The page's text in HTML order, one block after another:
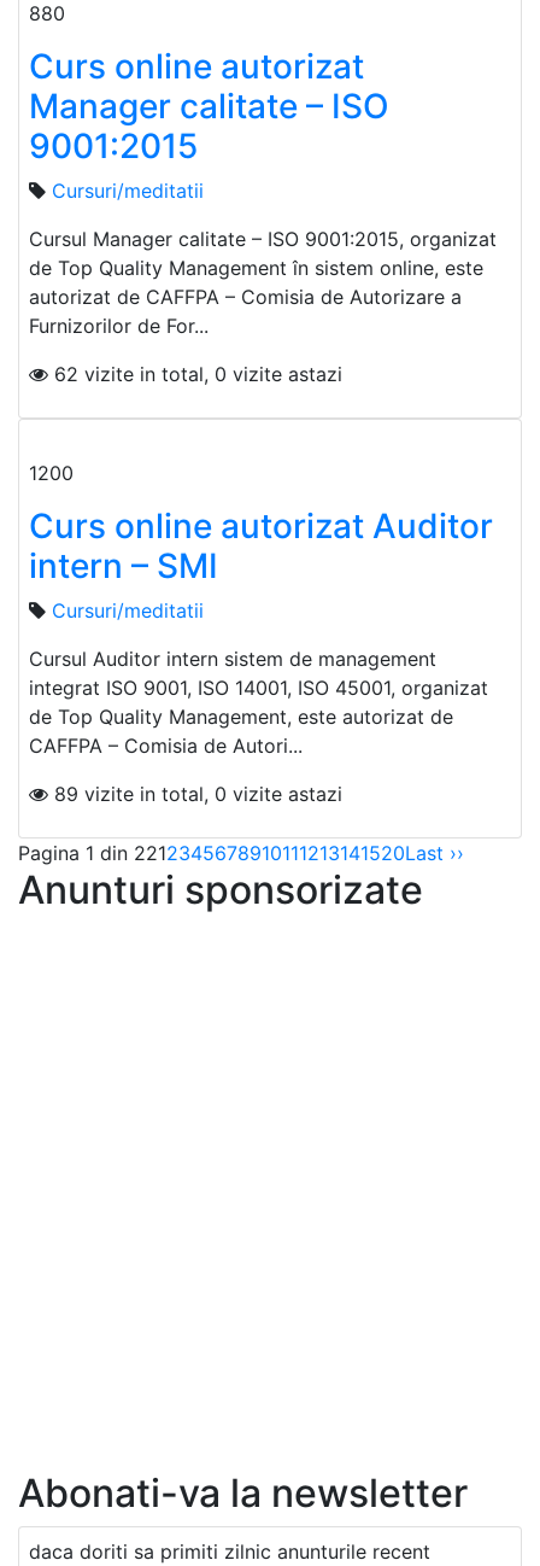
880
Curs online autorizat
Manager calitate – ISO
9001:2015
Cursuri/meditatii
Cursul Manager calitate – ISO 9001:2015, organizat
de Top Quality Management în sistem online, este
autorizat de CAFFPA – Comisia de Autorizare a
Furnizorilor de For...
62 vizite in total, 0 vizite astazi
1200
Curs online autorizat Auditor
intern – SMI
Cursuri/meditatii
Cursul Auditor intern sistem de management
integrat ISO 9001, ISO 14001, ISO 45001, organizat
de Top Quality Management, este autorizat de
CAFFPA – Comisia de Autori...
89 vizite in total, 0 vizite astazi
Pagina 1 din 2212345678910111213141520Last ››
Anunturi sponsorizate
Abonati-va la newsletter
daca doriti sa primiti zilnic anunturile recent